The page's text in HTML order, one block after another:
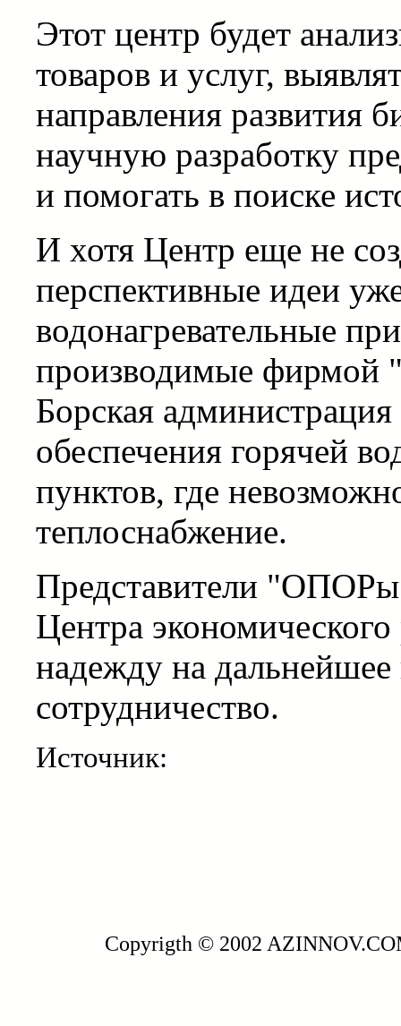
Этот центр будет
товаров и услуг,
направления развития
научную разработку
и помогать в поиске
И хотя Центр еще не
перспективные идеи
водонагревательные
производимые фирмой
Борская администрация
обеспечения горячей
пунктов, где
теплоснабжение.
Представители
Центра
надежду на дальнейшее
сотрудничество.
Источник:
Copyrigth © 2002